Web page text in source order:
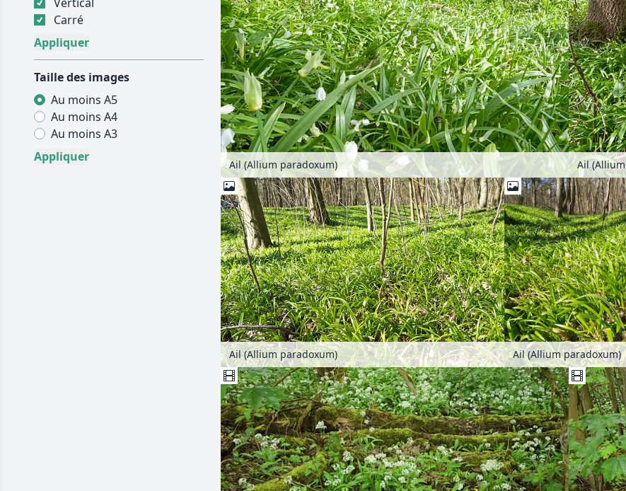
Carré
Taille des images
Au moins A5
Au moins A4
Au moins A3
Ail (Allium paradoxum) Ail
Ail (Allium paradoxum) Ail (Allium paradoxum)